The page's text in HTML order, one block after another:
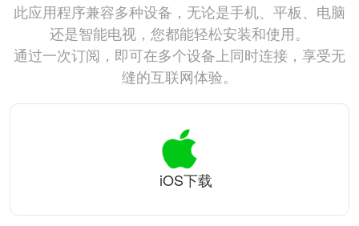
此应用程序兼容多种设备，无论是手机、平板、电脑
还是智能电视，您都能轻松安装和使用。
通过一次订阅，即可在多个设备上同时连接，享受无
缝的互联网体验。
iOS下载